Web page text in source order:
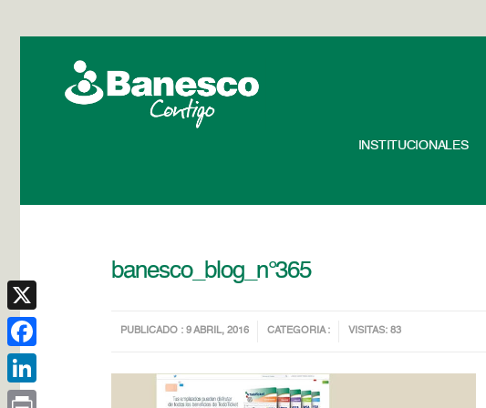
INSTITUCIONALES
banesco_blog_n°365
PUBLICADO : 9 ABRIL, 2016 CATEGORIA : VISITAS: 83
X
Facebook
LinkedIn